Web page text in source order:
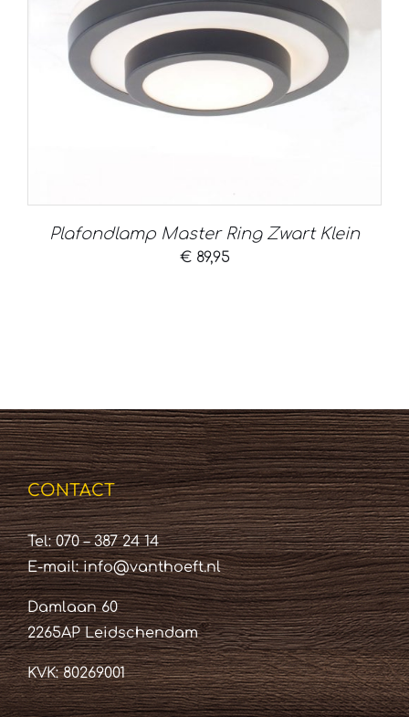
Plafondlamp Master Ring Zwart Klein
€89,95
CONTACT
Tel: 070 – 387 24 14
E-mail:info@vanthoeft.nl
Damlaan 60
2265AP Leidschendam
KVK: 80269001